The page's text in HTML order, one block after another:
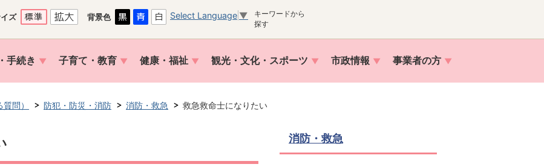
ズ 背景色 Select Language ▼
キーワードから
探す
手続き 子育て・教育 健康・福祉 観光・文化・スポーツ 市政情報 事業者の方
問） 防犯・防災・消防 消防・救急 救急救命士になりたい
消防・救急